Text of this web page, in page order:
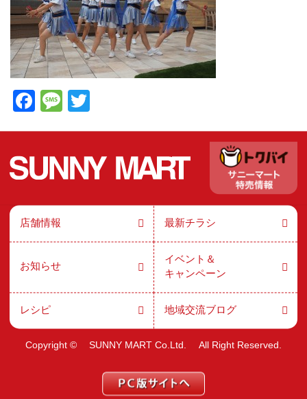
F
e
b
o
o
M
a
g
e
er
店舗情報 最新チラシ
お知らせ
イベント＆
キャンペーン
レシピ 地域交流ブログ
Copyright © SUNNY MART Co.Ltd. All Right Reserved.